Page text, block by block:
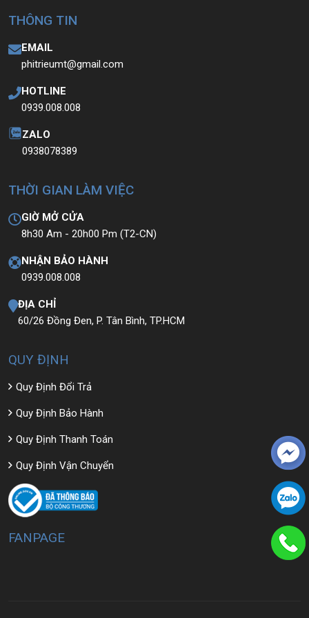
THÔNG TIN
EMAIL
phitrieumt@gmail.com
HOTLINE
0939.008.008
ZALO
0938078389
THỜI GIAN LÀM VIỆC
GIỜ MỞ CỬA
8h30 Am - 20h00 Pm (T2-CN)
NHẬN BẢO HÀNH
0939.008.008
ĐỊA CHỈ
60/26 Đồng Đen, P. Tân Bình, TP.HCM
QUY ĐỊNH
Quy Định Đổi Trả
Quy Định Bảo Hành
Quy Định Thanh Toán
Quy Định Vận Chuyển
FANPAGE